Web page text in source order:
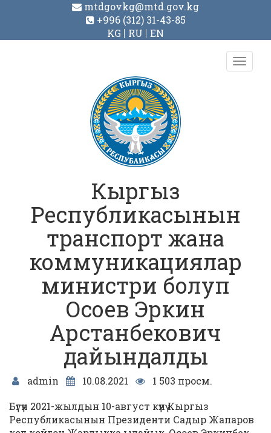
mtdgovkg@mtd.gov.kg
+996 (312) 31-43-85
KG
RU EN
Toggle
Кыргыз
Республикасынын
транспорт жана
коммуникациялар
министри болуп
Осоев Эркин
Арстанбекович
дайындалды
admin 10.08.2021
1 503 просм.
Бүгүн 2021-жылдын 10-август күнү Кыргыз
Республикасынын Президенти Садыр Жапаров